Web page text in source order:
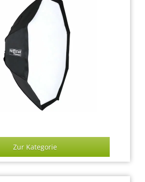
Zur Kategorie